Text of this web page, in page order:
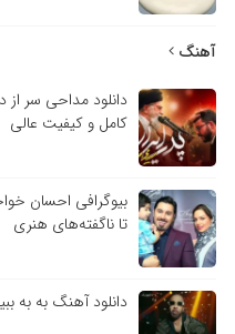
آهنگ
دانلود مداحی سر
کامل و کیفیت عالی
بیوگرافی احسان
تا ناگفته‌های هنری
دانلود آهنگ به به